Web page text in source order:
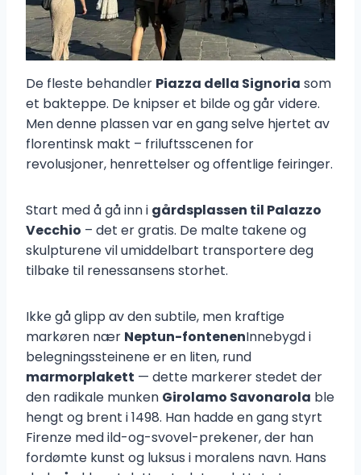
De fleste behandler Piazza della Signoria som
et bakteppe. De knipser et bilde og går videre.
Men denne plassen var en gang selve hjertet av
florentinsk makt – friluftsscenen for
revolusjoner, henrettelser og offentlige feiringer.
Start med å gå inn i gårdsplassen til Palazzo
Vecchio – det er gratis. De malte takene og
skulpturene vil umiddelbart transportere deg
tilbake til renessansens storhet.
Ikke gå glipp av den subtile, men kraftige
markøren nær Neptun-fontenenInnebygd i
belegningssteinene er en liten, rund
marmorplakett — dette markerer stedet der
den radikale munken Girolamo Savonarola ble
hengt og brent i 1498. Han hadde en gang styrt
Firenze med ild-og-svovel-prekener, der han
fordømte kunst og luksus i moralens navn. Hans